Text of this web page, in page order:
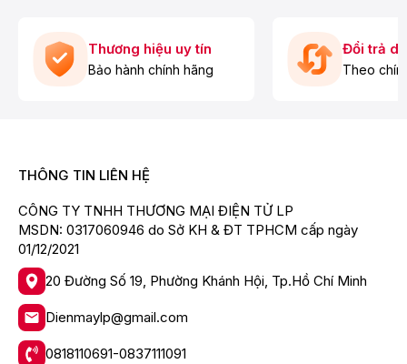
Thương hiệu uy tín
Bảo hành chính hãng
Đổi trả
Theo
THÔNG TIN LIÊN HỆ
CÔNG TY TNHH THƯƠNG MẠI ĐIỆN TỬ LP
MSDN: 0317060946 do Sở KH & ĐT TPHCM cấp ngày
01/12/2021
20 Đường Số 19, Phường Khánh Hội, Tp.Hồ Chí Minh
Dienmaylp@gmail.com
0818110691-0837111091